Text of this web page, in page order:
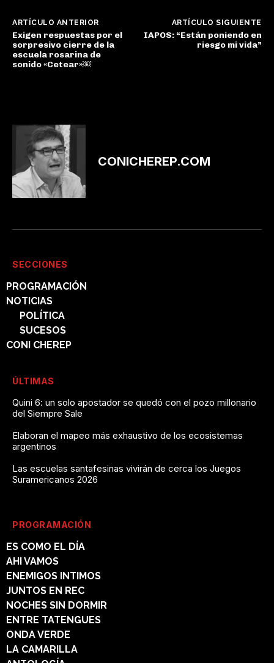
ARTÍCULO ANTERIOR
Exigen respuestas por el
sorpresivo cierre de la
escuela rosarina de
sonido «Cetear»￼
ARTÍCULO SIGUIENTE
IAPOS: “Están poniendo en
riesgo mi vida”
CONICHEREP.COM
SECCIONES
PROGRAMACIÓN
NOTICIAS
POLÍTICA
SUCESOS
CONI CHEREP
ÚLTIMAS
Quini 6: un solo apostador se quedó con el pozo millonario
del Siempre Sale
Elaboran el mapeo más exhaustivo de los ecosistemas
argentinos
Las escuelas santafesinas vivirán de cerca los Juegos
Suramericanos 2026
PROGRAMACIÓN
ES COMO EL DÍA
AHI VAMOS
ENEMIGOS INTIMOS
JUNTOS EN REC
NOCHES SIN DORMIR
ENTRE TATENGUES
ONDA VERDE
LA CAMARILLA